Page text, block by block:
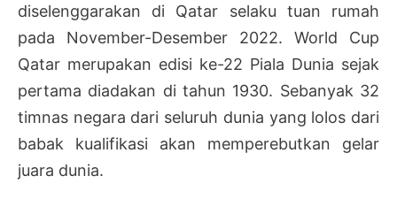
diselenggarakan di Qatar selaku tuan rumah
pada November-Desember 2022. World Cup
Qatar merupakan edisi ke-22 Piala Dunia sejak
pertama diadakan di tahun 1930. Sebanyak 32
timnas negara dari seluruh dunia yang lolos dari
babak kualifikasi akan memperebutkan gelar
juara dunia.